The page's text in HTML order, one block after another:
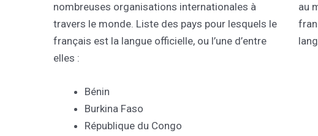
nombreuses organisations internationales à
travers le monde. Liste des pays pour lesquels le
français est la langue officielle, ou l’une d’entre
elles :
Bénin
Burkina Faso
République du Congo
au